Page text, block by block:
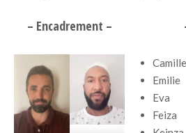
– Encadrement –
Camille
Emilie
Eva
Feiza